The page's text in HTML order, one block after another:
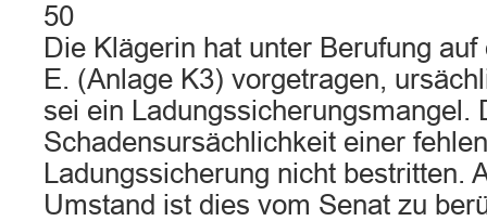
50
Die Klägerin hat unter Berufung
E. (Anlage K3) vorgetragen,
sei ein Ladungssicherungsmangel.
Schadensursächlichkeit einer
Ladungssicherung nicht bestritten.
Umstand ist dies vom Senat zu